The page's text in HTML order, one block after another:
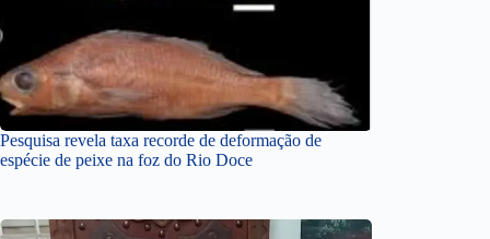
Pesquisa revela taxa recorde de deformação de
espécie de peixe na foz do Rio Doce